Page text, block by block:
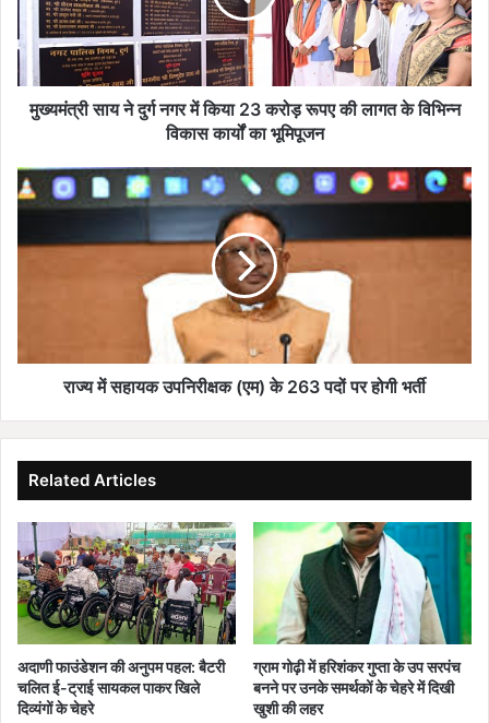
किया
23
करोड़
रूपए
के
विभिन्न
कार्यों
मुख्यमंत्री साय ने दुर्ग नगर में किया 23 करोड़ रूपए की लागत के विभिन्न
विकास कार्यों का भूमिपूजन
राज्य
में
उपनिरीक्षक
पर
राज्य में सहायक उपनिरीक्षक (एम) के 263 पदों पर होगी भर्ती
Related Articles
अदाणी फाउंडेशन की अनुपम पहल: बैटरी
चलित ई-ट्राई सायकल पाकर खिले
दिव्यंगों के चेहरे
ग्राम गोढ़ी में हरिशंकर गुप्ता के उप सरपंच
बनने पर उनके समर्थकों के चेहरे में दिखी
खुशी की लहर